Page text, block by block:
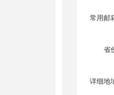
常用邮
省
详细地